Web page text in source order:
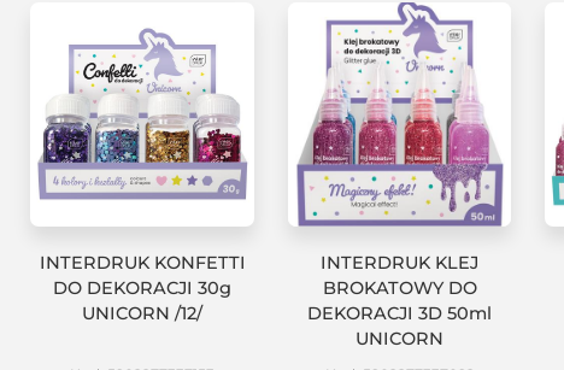
INTERDRUK KONFETTI
DO DEKORACJI 30g
UNICORN /12/
INTERDRUK KLEJ
BROKATOWY DO
DEKORACJI 3D 50ml
UNICORN